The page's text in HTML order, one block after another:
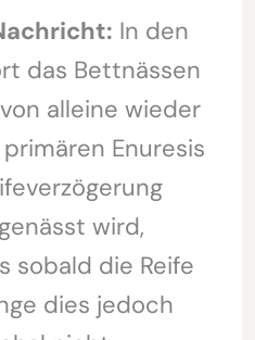
In den
das Bettnässen
alleine wieder
Enuresis
wird,
sobald die Reife
dies jedoch